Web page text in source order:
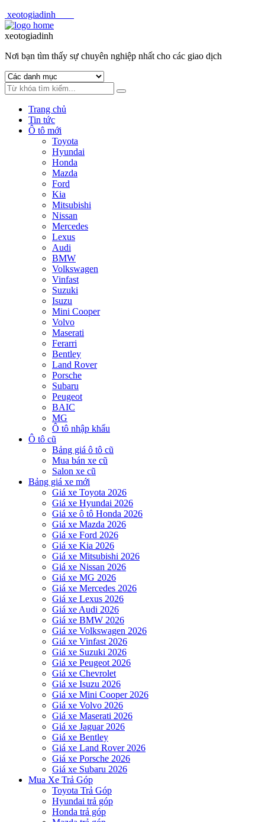
xeotogiadinh
Skip
to
Skip
to
xeotogiadinh
Nơi bạn tìm thấy sự chuyên nghiệp nhất cho các giao dịch
Trang chủ
Tin tức
Ô tô mới
Toyota
Hyundai
Honda
Mazda
Ford
Kia
Mitsubishi
Nissan
Mercedes
Lexus
Audi
BMW
Volkswagen
Vinfast
Suzuki
Isuzu
Mini Cooper
Volvo
Maserati
Ferarri
Bentley
Land Rover
Porsche
Subaru
Peugeot
BAIC
MG
Ô tô nhập khẩu
Ô tô cũ
Bảng giá ô tô cũ
Mua bán xe cũ
Salon xe cũ
Bảng giá xe mới
Giá xe Toyota 2026
Giá xe Hyundai 2026
Giá xe ô tô Honda 2026
Giá xe Mazda 2026
Giá xe Ford 2026
Giá xe Kia 2026
Giá xe Mitsubishi 2026
Giá xe Nissan 2026
Giá xe MG 2026
Giá xe Mercedes 2026
Giá xe Lexus 2026
Giá xe Audi 2026
Giá xe BMW 2026
Giá xe Volkswagen 2026
Giá xe Vinfast 2026
Giá xe Suzuki 2026
Giá xe Peugeot 2026
Giá xe Chevrolet
Giá xe Isuzu 2026
Giá xe Mini Cooper 2026
Giá xe Volvo 2026
Giá xe Maserati 2026
Giá xe Jaguar 2026
Giá xe Bentley
Giá xe Land Rover 2026
Giá xe Porsche 2026
Giá xe Subaru 2026
Mua Xe Trả Góp
Toyota Trả Góp
Hyundai trả góp
Honda trả góp